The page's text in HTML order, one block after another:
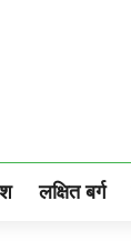
लक्षित बर्ग